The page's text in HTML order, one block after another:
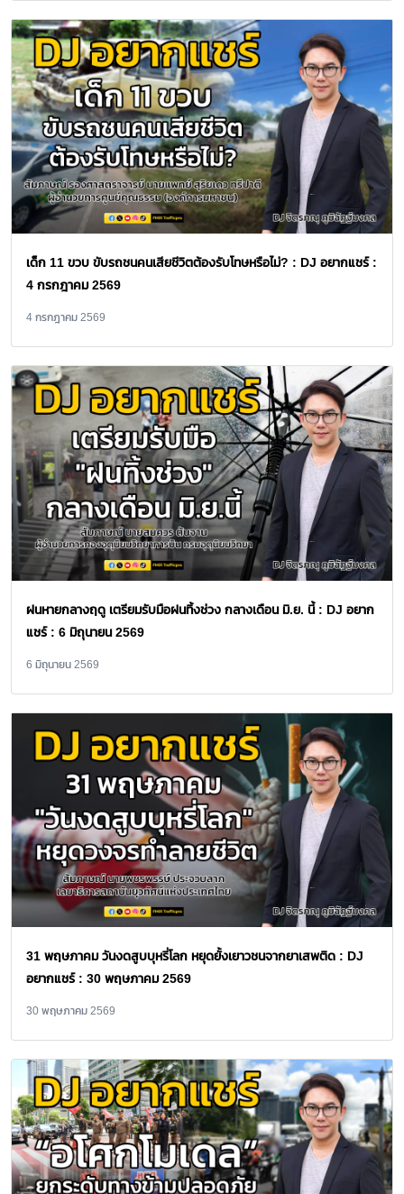
เด็ก 11 ขวบ ขับรถชนคนเสียชีวิตต้องรับโทษหรือไม่? : DJ อยากแชร์ :
4 กรกฎาคม 2569
4 กรกฎาคม 2569
ฝนหายกลางฤดู เตรียมรับมือฝนทิ้งช่วง กลางเดือน มิ.ย. นี้ : DJ อยาก
แชร์ : 6 มิถุนายน 2569
6 มิถุนายน 2569
31 พฤษภาคม วันงดสูบบุหรี่โลก หยุดยั้งเยาวชนจากยาเสพติด : DJ
อยากแชร์ : 30 พฤษภาคม 2569
30 พฤษภาคม 2569